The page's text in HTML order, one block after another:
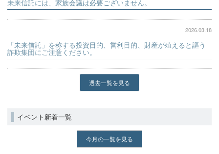
未来信託には、家族会議は必要ございません。
2026.03.18
「未来信託」を称する投資目的、営利目的、財産が殖えると謳う
詐欺集団にご注意ください。
過去一覧を見る
イベント新着一覧
今月の一覧を見る